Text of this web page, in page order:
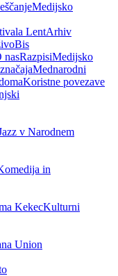
Medijsko
LentArhiv
Bis
nasRazpisiMedijsko
Mednarodni
Koristne povezave
v Narodnem
in
KekecKulturni
Union